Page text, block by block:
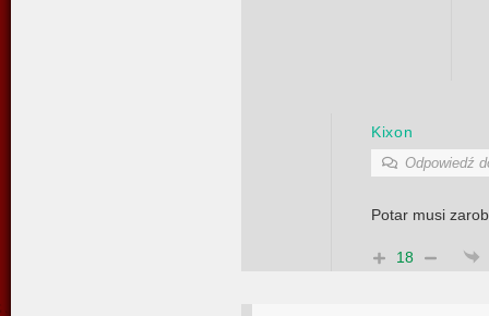
Kixon
Odpowiedź
Potar musi
18